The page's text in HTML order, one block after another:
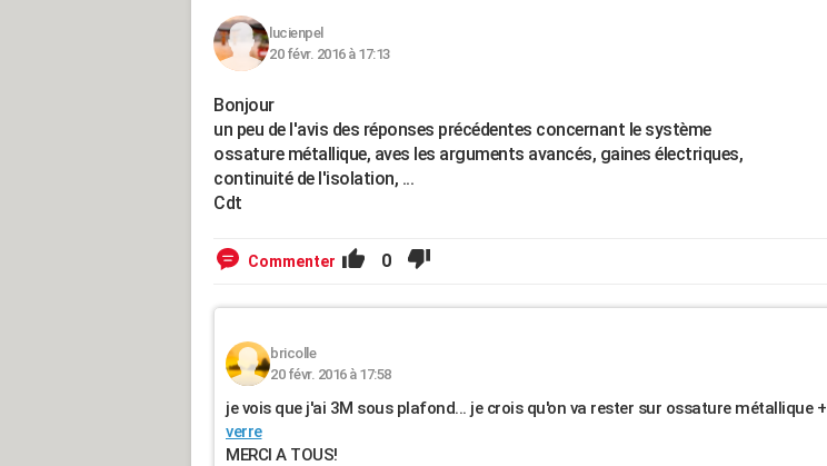
lucienpel
20 févr. 2016 à 17:13
Bonjour
un peu de l'avis des réponses précédentes concernant le système
ossature métallique, aves les arguments avancés, gaines électriques,
continuité de l'isolation, ...
Cdt
Commenter 0
bricolle
20 févr. 2016 à 17:58
je vois que j'ai 3M sous plafond... je crois qu'on va rester sur ossature métallique +
verre
MERCI A TOUS!